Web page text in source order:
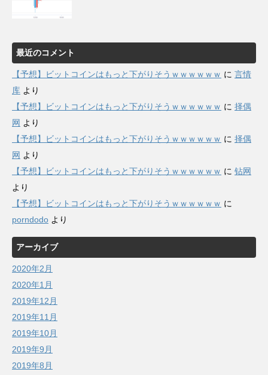
最近のコメント
【予想】ビットコインはもっと下がりそうｗｗｗｗｗｗ に 言情
库 より
【予想】ビットコインはもっと下がりそうｗｗｗｗｗｗ に 择偶
网 より
【予想】ビットコインはもっと下がりそうｗｗｗｗｗｗ に 择偶
网 より
【予想】ビットコインはもっと下がりそうｗｗｗｗｗｗ に 钻网
より
【予想】ビットコインはもっと下がりそうｗｗｗｗｗｗ に
porndodo より
アーカイブ
2020年2月
2020年1月
2019年12月
2019年11月
2019年10月
2019年9月
2019年8月